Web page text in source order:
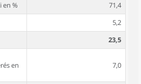
en %
71,4
5,2
23,5
en
7,0